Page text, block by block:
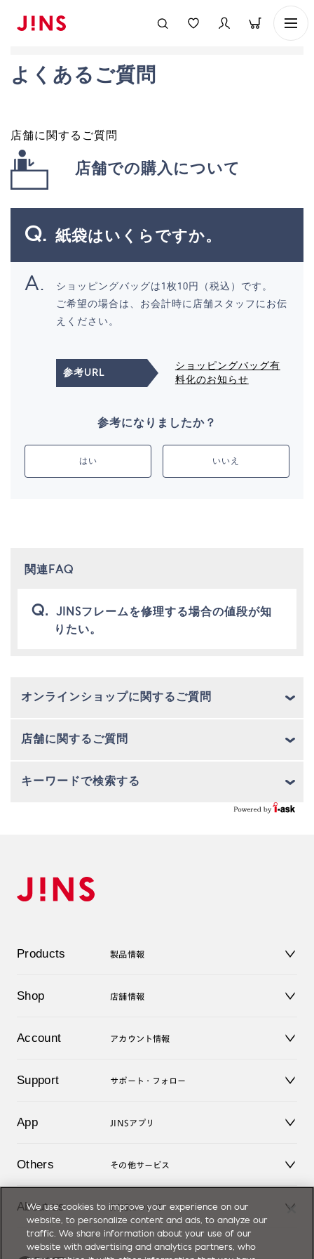
よくあるご質問
オンラインショップに関するご質問
店舗に関するご質問
キーワードで検索する
店舗に関するご質問
店舗での購入について
紙袋はいくらですか。
ショッピングバッグは1枚10円（税込）です。
ご希望の場合は、お会計時に店舗スタッフにお伝
えください。
参考URL
ショッピングバッグ有
料化のお知らせ
参考になりましたか？
はい いいえ
関連FAQ
JINSフレームを修理する場合の値段が知
りたい。
Products 製品情報
サングラス
コンタクトレンズ
アクセサリー
Shop 店舗情報
オンラインショップ
Account アカウント情報
ログアウト
Support サポート・フォロー
よくあるご質問
お問い合せ
App JINSアプリ
Others その他サービス
レンズ交換
オンラインギフト
価格案内
About us JINSについて
Magnify Life
会社概要
We use cookies to improve your experience on our
website, to personalize content and ads, to analyze our
traffic. We share information about your use of our
website with advertising and analytics partners, who